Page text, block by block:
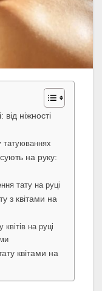
від ніжності
татуюваннях
на руку:
тату на руці
з квітами на
на руці
квітами на